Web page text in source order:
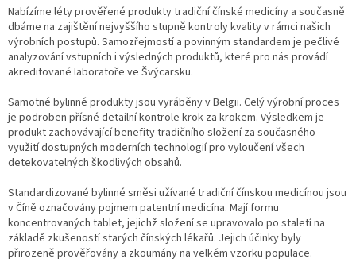
c
í
p
r
v
y
v
ý
p
i
u
Nabízíme léty prověřené produkty tradiční čínské medicíny a současně
dbáme na zajištění nejvyššího stupně kontroly kvality v rámci našich
výrobních postupů. Samozřejmostí a povinným standardem je pečlivé
analyzování vstupních i výsledných produktů, které pro nás provádí
akreditované laboratoře ve Švýcarsku.
Samotné bylinné produkty jsou vyráběny v Belgii. Celý výrobní proces
je podroben přísné detailní kontrole krok za krokem. Výsledkem je
produkt zachovávající benefity tradičního složení za současného
využití dostupných moderních technologií pro vyloučení všech
detekovatelných škodlivých obsahů.
Standardizované bylinné směsi užívané tradiční čínskou medicínou jsou
v Číně označovány pojmem patentní medicína. Mají formu
koncentrovaných tablet, jejichž složení se upravovalo po staletí na
základě zkušeností starých čínských lékařů. Jejich účinky byly
přirozeně prověřovány a zkoumány na velkém vzorku populace.